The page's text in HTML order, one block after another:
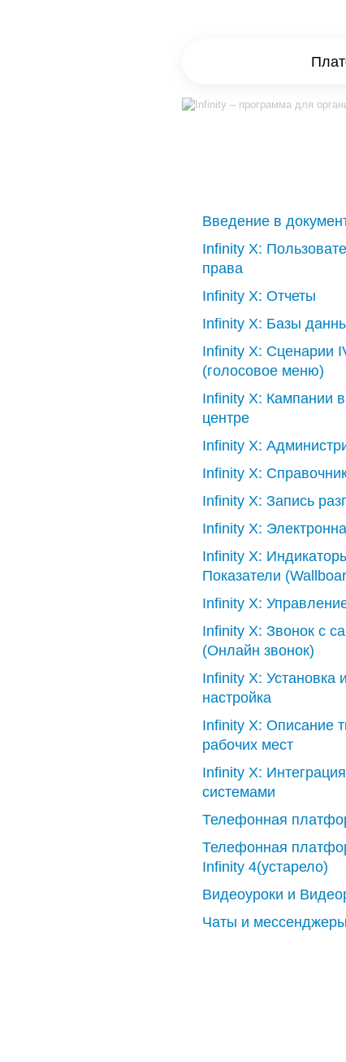
Введение в
Infinity X:
права
Infinity X: Отчеты
Infinity X: Базы
Infinity X: Сценарии
(голосовое меню)
Infinity X: Кампании
центре
Infinity X:
Infinity X:
Infinity X: Запись
Infinity X:
Infinity X:
Показатели
Infinity X:
Infinity X: Звонок с
(Онлайн звонок)
Infinity X: Установка и
настройка
Infinity X: Описание
рабочих мест
Infinity X:
системами
Телефонная
Телефонная
Infinity 4(устарело)
Видеоуроки и
Чаты и мессенджеры